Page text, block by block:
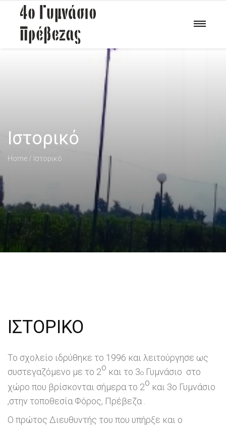
Ιστορικό
Home Ιστορικό
ΙΣΤΟΡΙΚΌ
Το σχολείο ιδρύθηκε το 1996 και λειτούργησε ως
συστεγαζόμενο με το 2ο και το 3o Γυμνάσιο στο
χώρο που βρίσκονται σήμερα το 2o και 3o Γυμνάσιο
,στην τοποθεσία Φόρος, Πρέβεζα .
Ο πρώτος Διευθυντής του που υπήρξε και ο